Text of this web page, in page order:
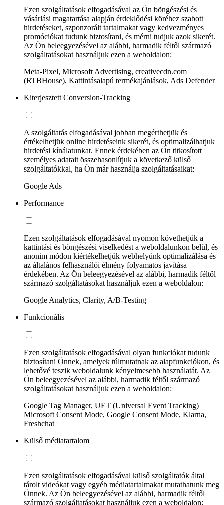
Ezen szolgáltatások elfogadásával az Ön böngészési és
vásárlási magatartása alapján érdeklődési köréhez szabott
hirdetéseket, szponzorált tartalmakat vagy kedvezményes
promóciókat tudunk biztosítani, és mérni tudjuk azok sikerét.
Az Ön beleegyezésével az alábbi, harmadik féltől származó
szolgáltatásokat használjuk ezen a weboldalon:
Meta-Pixel, Microsoft Advertising, creativecdn.com
(RTBHouse), Kattintásalapú termékajánlások, Ads Defender
Kiterjesztett Conversion-Tracking
A szolgáltatás elfogadásával jobban megérthetjük és
értékelhetjük online hirdetéseink sikerét, és optimalizálhatjuk
hirdetési kínálatunkat. Ennek érdekében az Ön titkosított
személyes adatait összehasonlítjuk a következő külső
szolgáltatókkal, ha Ön már használja szolgáltatásaikat:
Google Ads
Performance
Ezen szolgáltatások elfogadásával nyomon követhetjük a
kattintási és böngészési viselkedést a weboldalunkon belül, és
anonim módon kiértékelhetjük webhelyünk optimalizálása és
az általános felhasználói élmény folyamatos javítása
érdekében. Az Ön beleegyezésével az alábbi, harmadik féltől
származó szolgáltatásokat használjuk ezen a weboldalon:
Google Analytics, Clarity, A/B-Testing
Funkcionális
Ezen szolgáltatások elfogadásával olyan funkciókat tudunk
biztosítani Önnek, amelyek túlmutatnak az alapfunkciókon, és
lehetővé teszik weboldalunk kényelmesebb használatát. Az
Ön beleegyezésével az alábbi, harmadik féltől származó
szolgáltatásokat használjuk ezen a weboldalon:
Google Tag Manager, UET (Universal Event Tracking)
Microsoft Consent Mode, Google Consent Mode, Klarna,
Freshchat
Külső médiatartalom
Ezen szolgáltatások elfogadásával külső szolgáltatók által
tárolt videókat vagy egyéb médiatartalmakat mutathatunk meg
Önnek. Az Ön beleegyezésével az alábbi, harmadik féltől
származó szolgáltatásokat használjuk ezen a weboldalon: